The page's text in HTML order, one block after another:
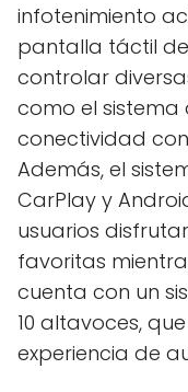
infotenimiento
pantalla táctil
controlar
como el sistema
conectividad
Además, el
CarPlay y
usuarios
favoritas
cuenta con un
10 altavoces,
experiencia de